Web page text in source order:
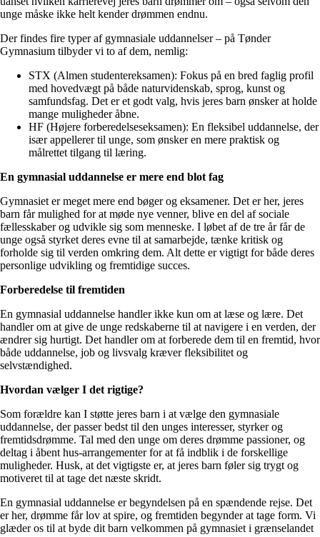
unge måske ikke helt kender drømmen endnu.
Der findes fire typer af gymnasiale uddannelser – på Tønder
Gymnasium tilbyder vi to af dem, nemlig:
STX (Almen studentereksamen): Fokus på en bred faglig profil
med hovedvægt på både naturvidenskab, sprog, kunst og
samfundsfag. Det er et godt valg, hvis jeres barn ønsker at holde
mange muligheder åbne.
HF (Højere forberedelseseksamen): En fleksibel uddannelse, der
især appellerer til unge, som ønsker en mere praktisk og
målrettet tilgang til læring.
En gymnasial uddannelse er mere end blot fag
Gymnasiet er meget mere end bøger og eksamener. Det er her, jeres
barn får mulighed for at møde nye venner, blive en del af sociale
fællesskaber og udvikle sig som menneske. I løbet af de tre år får de
unge også styrket deres evne til at samarbejde, tænke kritisk og
forholde sig til verden omkring dem. Alt dette er vigtigt for både deres
personlige udvikling og fremtidige succes.
Forberedelse til fremtiden
En gymnasial uddannelse handler ikke kun om at læse og lære. Det
handler om at give de unge redskaberne til at navigere i en verden, der
ændrer sig hurtigt. Det handler om at forberede dem til en fremtid, hvor
både uddannelse, job og livsvalg kræver fleksibilitet og
selvstændighed.
Hvordan vælger I det rigtige?
Som forældre kan I støtte jeres barn i at vælge den gymnasiale
uddannelse, der passer bedst til den unges interesser, styrker og
fremtidsdrømme. Tal med den unge om deres drømme passioner, og
deltag i åbent hus-arrangementer for at få indblik i de forskellige
muligheder. Husk, at det vigtigste er, at jeres barn føler sig trygt og
motiveret til at tage det næste skridt.
En gymnasial uddannelse er begyndelsen på en spændende rejse. Det
er her, drømme får lov at spire, og fremtiden begynder at tage form. Vi
glæder os til at byde dit barn velkommen på gymnasiet i grænselandet